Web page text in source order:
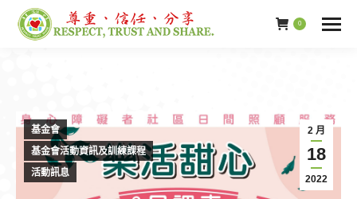
0
2 月
18
2022
基金會
基金會活動資訊及訓練課程
活動訊息